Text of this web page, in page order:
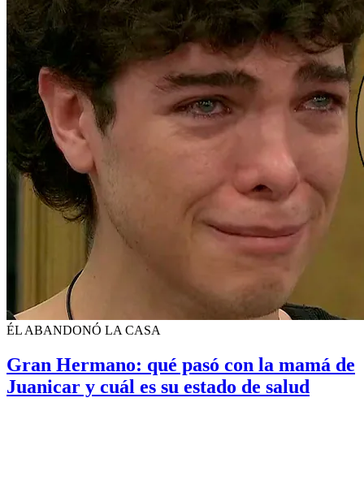
ÉL ABANDONÓ LA CASA
Gran Hermano: qué pasó con la mamá de
Juanicar y cuál es su estado de salud